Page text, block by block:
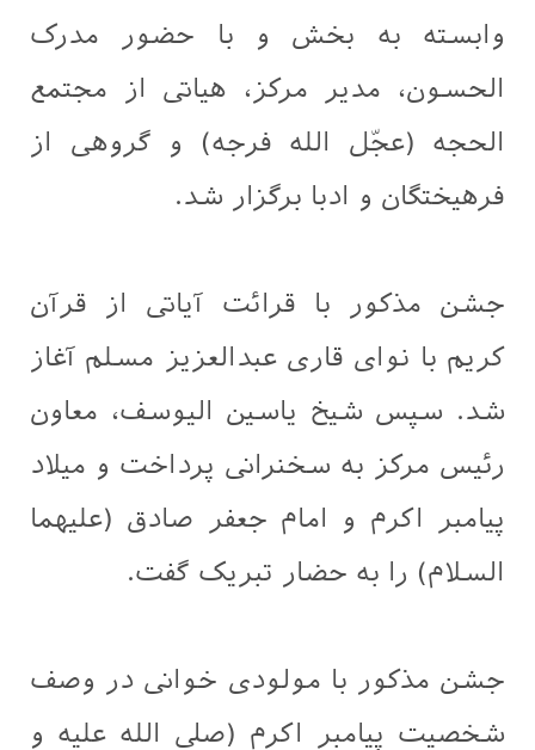
وابسته به بخش و با حضور مدرک
الحسون، مدیر مرکز، هیاتی از مجتمع
الحجه (عجّل الله فرجه) و گروهی از
فرهیختگان و ادبا برگزار شد.
جشن مذکور با قرائت آیاتی از قرآن
کریم با نوای قاری عبدالعزیز مسلم آغاز
شد. سپس شیخ یاسین الیوسف، معاون
رئیس مرکز به سخنرانی پرداخت و میلاد
پیامبر اکرم و امام جعفر صادق (علیهما
السلام) را به حضار تبریک گفت.
جشن مذکور با مولودی خوانی در وصف
شخصیت پیامبر اکرم (صلی الله علیه و